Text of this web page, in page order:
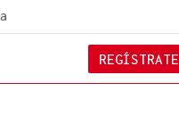
REGÍSTRATE